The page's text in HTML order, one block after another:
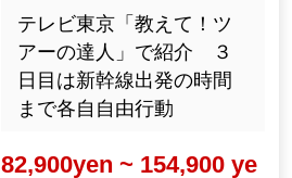
テレビ東京「教えて！ツ
アーの達人」で紹介 ３
日目は新幹線出発の時間
まで各自自由行動
82,900yen ~ 154,900 ye